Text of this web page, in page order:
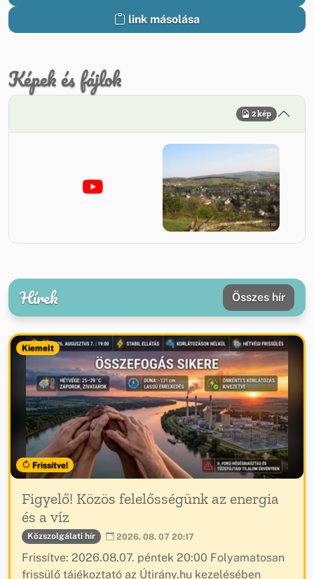
link másolása
Képek és fájlok
2 kép
Hírek Összes hír
Kiemelt
Frissítve!
Figyelő! Közös felelősségünk az energia
és a víz
Közszolgálati hír 2026. 08. 07 20:17
Frissítve: 2026.08.07. péntek 20:00 Folyamatosan
frissülő tájékoztató az Útirány.hu kezelésében